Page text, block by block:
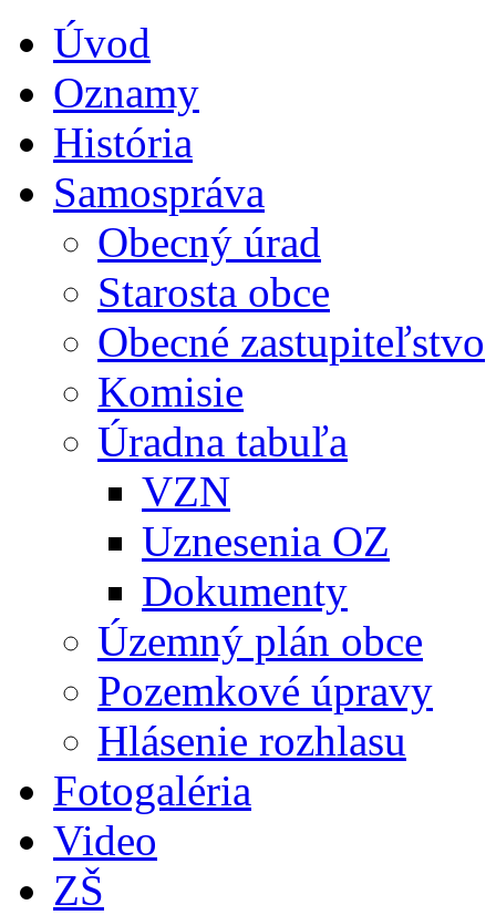
Úvod
Oznamy
História
Samospráva
Obecný úrad
Starosta obce
Obecné zastupiteľstvo
Komisie
Úradna tabuľa
VZN
Uznesenia OZ
Dokumenty
Územný plán obce
Pozemkové úpravy
Hlásenie rozhlasu
Fotogaléria
Video
ZŠ